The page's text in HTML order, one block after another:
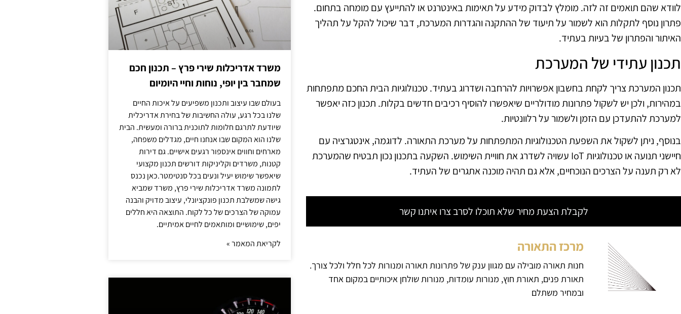
לוודא שהם תואמים זה לזה. מומלץ לבדוק מידע על תאימות באינטרנט או להתייעץ עם מומחה בתחום.
פתרון נוסף לתקלות הוא לשמור על תיעוד של ההתקנה והגדרות המערכת, דבר שיכול להקל על תהליך
האיתור והפתרון של בעיות בעתיד.
תכנון עתידי של המערכת
תכנון המערכת צריך לקחת בחשבון אפשרויות להרחבה ושדרוג בעתיד. טכנולוגיות הבית החכם מתפתחות
במהירות, ולכן יש לשקול פתרונות מודולריים שיאפשרו להוסיף רכיבים חדשים בקלות. תכנון כזה יאפשר
למערכת להתעדכן עם הזמן ולשמור על רלוונטיות.
בנוסף, ניתן לשקול את השפעת הטכנולוגיות המתפתחות על מערכת התאורה. לדוגמה, אינטגרציה עם
חיישני תנועה או טכנולוגיות IoT עשויה לשדרג את חוויית השימוש. השקעה בתכנון נכון תבטיח שהמערכת
לא רק תענה על הצרכים הנוכחיים, אלא גם תהיה מוכנה אתגרים של העתיד.
לקבלת הצעת מחיר שלא תוכלו לסרב צרו איתנו קשר
מרכז התאורה
חנות תאורה מובילה עם מגוון ענק של פתרונות תאורה ומנורות לכל חלל ולכל צורך.
תאורת פנים, תאורת חוץ, מנורות עומדות, מנורות שולחן איכותיים במקום אחד
ובמחיר משתלם
משרד אדריכלות שירי פרץ – תכנון חכם
שמחבר בין יופי, נוחות וחיי היומיום
בעולם שבו עיצוב ותכנון משפיעים על איכות החיים
שלנו בכל רגע, עולה החשיבות של בחירת אדריכלית
שיודעת לתרגם חלומות לתוכנית ברורה ומעשית. הבית
שלנו הוא המקום שבו אנחנו חיים, מגדלים משפחה,
מארחים וחווים אינספור רגעים אישיים. גם דירות
קטנות, משרדים וקליניקות דורשים תכנון מקצועי
שיאפשר שימוש יעיל ונעים בכל סנטימטר.כאן נכנס
לתמונה משרד אדריכלות שירי פרץ, משרד שמביא
גישה שמשלבת תכנון פונקציונלי, עיצוב מדויק והבנה
עמוקה של הצרכים של כל לקוח. התוצאה היא חללים
יפים, שימושיים ומותאמים לחיים אמיתיים.
לקריאת המאמר »